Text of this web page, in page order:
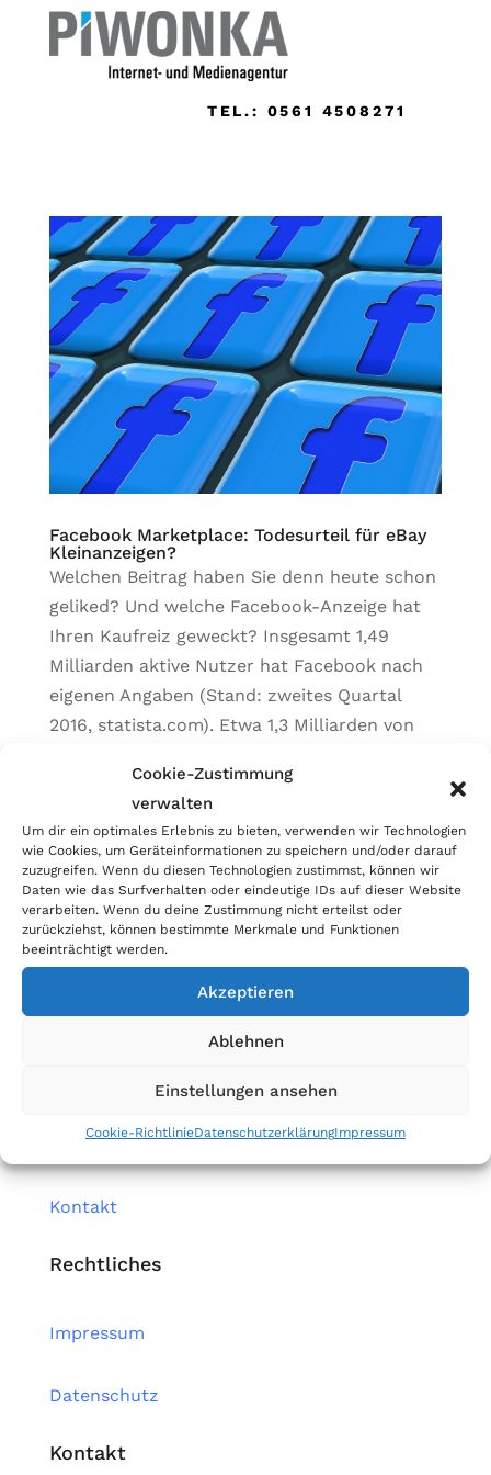
Cookie-Zustimmung
verwalten
Um dir ein optimales Erlebnis zu bieten, verwenden wir Technologien
wie Cookies, um Geräteinformationen zu speichern und/oder darauf
zuzugreifen. Wenn du diesen Technologien zustimmst, können wir
Daten wie das Surfverhalten oder eindeutige IDs auf dieser Website
verarbeiten. Wenn du deine Zustimmung nicht erteilst oder
zurückziehst, können bestimmte Merkmale und Funktionen
beeinträchtigt werden.
Akzeptieren
Ablehnen
Einstellungen ansehen
Cookie-RichtlinieDatenschutzerklärungImpressum
TEL.: 0561 4508271
Facebook Marketplace: Todesurteil für eBay
Kleinanzeigen?
Welchen Beitrag haben Sie denn heute schon
geliked? Und welche Facebook-Anzeige hat
Ihren Kaufreiz geweckt? Insgesamt 1,49
Milliarden aktive Nutzer hat Facebook nach
eigenen Angaben (Stand: zweites Quartal
2016, statista.com). Etwa 1,3 Milliarden von
Kategorien
Allgemein
Blog
Home
Kontakt
Rechtliches
Impressum
Datenschutz
Kontakt